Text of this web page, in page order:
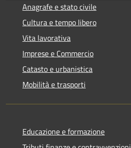
Anagrafe e stato civile
Cultura e tempo libero
Vita lavorativa
Imprese e Commercio
Catasto e urbanistica
Mobilità e trasporti
Educazione e formazione